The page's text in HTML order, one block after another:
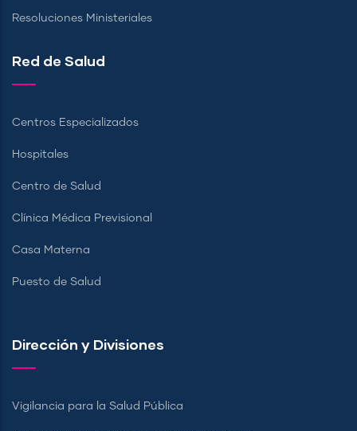
Resoluciones Ministeriales
Red de Salud
Centros Especializados
Hospitales
Centro de Salud
Clínica Médica Previsional
Casa Materna
Puesto de Salud
Dirección y Divisiones
Vigilancia para la Salud Pública